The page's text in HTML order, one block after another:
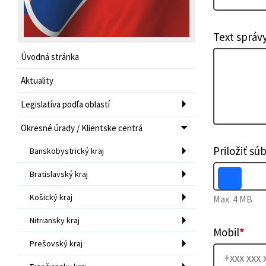
Úvodná stránka
Aktuality
Legislatíva podľa oblastí
Okresné úrady / Klientske centrá
Banskobystrický kraj
Bratislavský kraj
Košický kraj
Nitriansky kraj
Prešovský kraj
Text
Priložiť
Max. 4 MB
Mobil*